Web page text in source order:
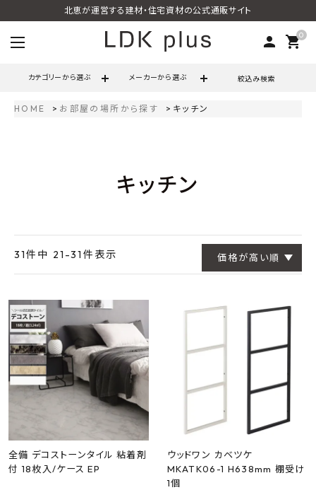
北恵が運営する建材・住宅資材の公式通販サイト
person 0
shopping_cart
カテゴリーから選ぶ メーカーから選ぶ 絞込み検索
ACCOUNT MENU
ようこそ ゲスト 様
最近チェックした商品
FAX注文はこちらから
カテゴリーから選ぶ
メーカーから選ぶ
HOME お部屋の場所から探す キッチン
キッチン
価格が高い順
31件中 21 -31 件表示
全備 デコストーンタイル 粘着剤
付 18枚入/ケース EP
ウッドワン カベツケ
MKATK06-1 H638mm 棚受け
1個